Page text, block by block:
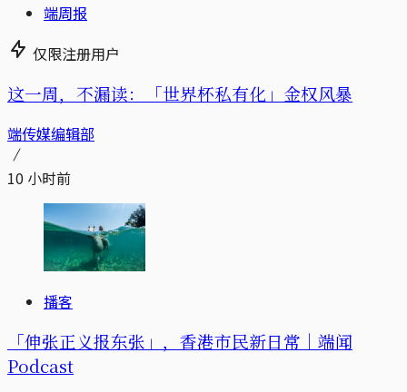
端周报
仅限注册用户
这一周，不漏读：「世界杯私有化」金权风暴
端传媒编辑部
10 小时前
播客
「伸张正义报东张」，香港市民新日常｜端闻
Podcast